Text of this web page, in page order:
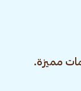
مميزة.